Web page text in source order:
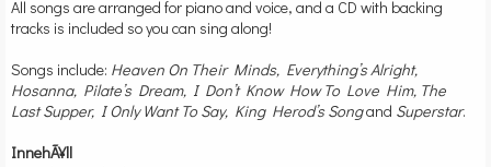
All songs are arranged for piano and voice, and a CD with backing
tracks is included so you can sing along!
Songs include: Heaven On Their Minds, Everything’s Alright,
Hosanna, Pilate’s Dream, I Don’t Know How To Love Him, The
Last Supper, I Only Want To Say, King Herod’s Songand Superstar.
InnehÃ¥ll